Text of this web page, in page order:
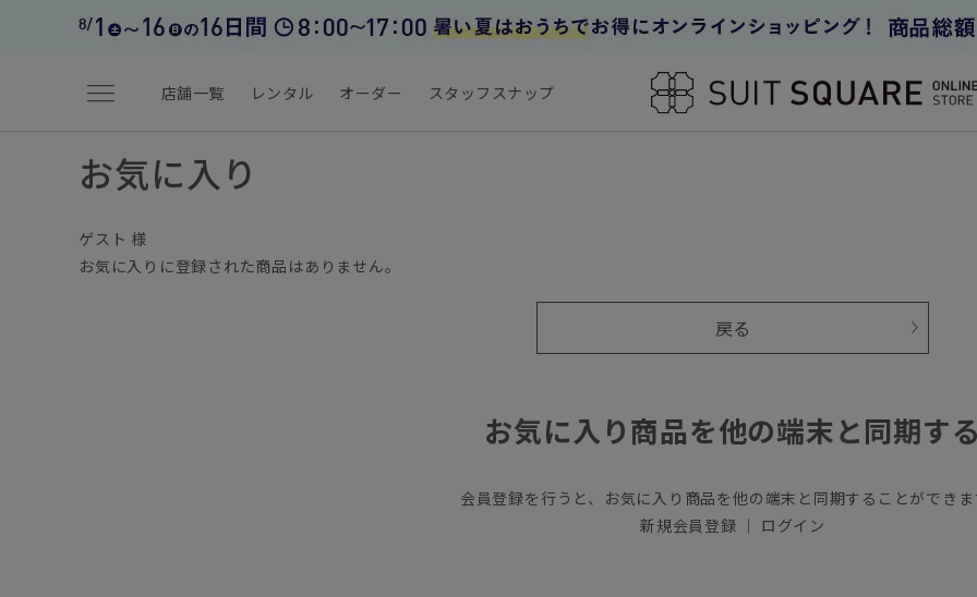
menu 店舗一覧 レンタル オーダー スタッフスナップ
お気に入り
ゲスト 様
お気に入りに登録された商品はありません。
戻る
お気に入り商品を他の端末と同期す
会員登録を行うと、お気に入り商品を他の端末と同期することができ
新規会員登録 ｜ ログイン